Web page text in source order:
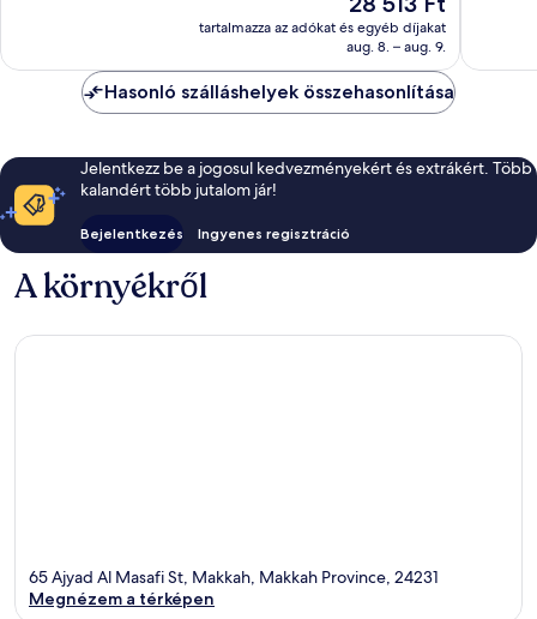
28 513 Ft
tartalmazza az adókat és egyéb díjakat
aug. 8. – aug. 9.
Hasonló szálláshelyek összehasonlítása
Jelentkezz be a jogosul kedvezményekért és extrákért. Több
kalandért több jutalom jár!
Bejelentkezés Ingyenes regisztráció
A környékről
65 Ajyad Al Masafi St, Makkah, Makkah Province, 24231
Megnézem a térképen